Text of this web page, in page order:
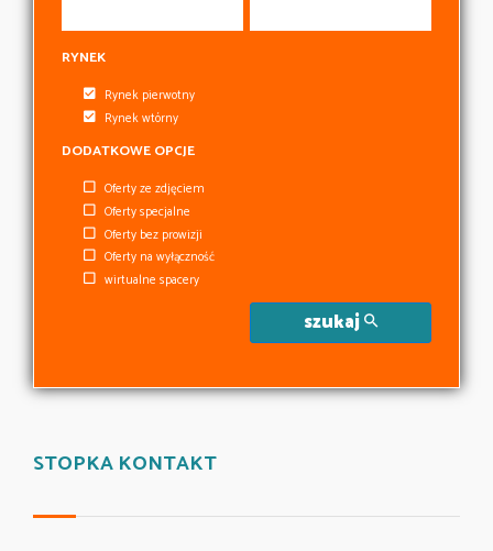
RYNEK
Rynek pierwotny
Rynek wtórny
DODATKOWE OPCJE
Oferty ze zdjęciem
Oferty specjalne
Oferty bez prowizji
Oferty na wyłączność
wirtualne spacery
szukaj
STOPKA KONTAKT